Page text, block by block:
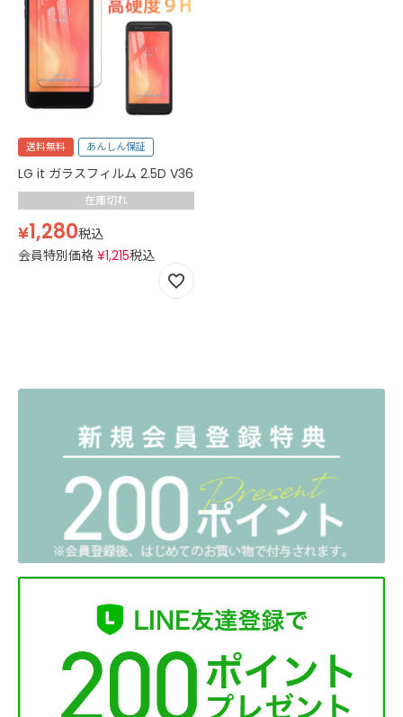
送料無料 あんしん保証
LG it ガラスフィルム 2.5D V36
在庫切れ
¥1,280税込
会員特別価格 ¥1,215税込